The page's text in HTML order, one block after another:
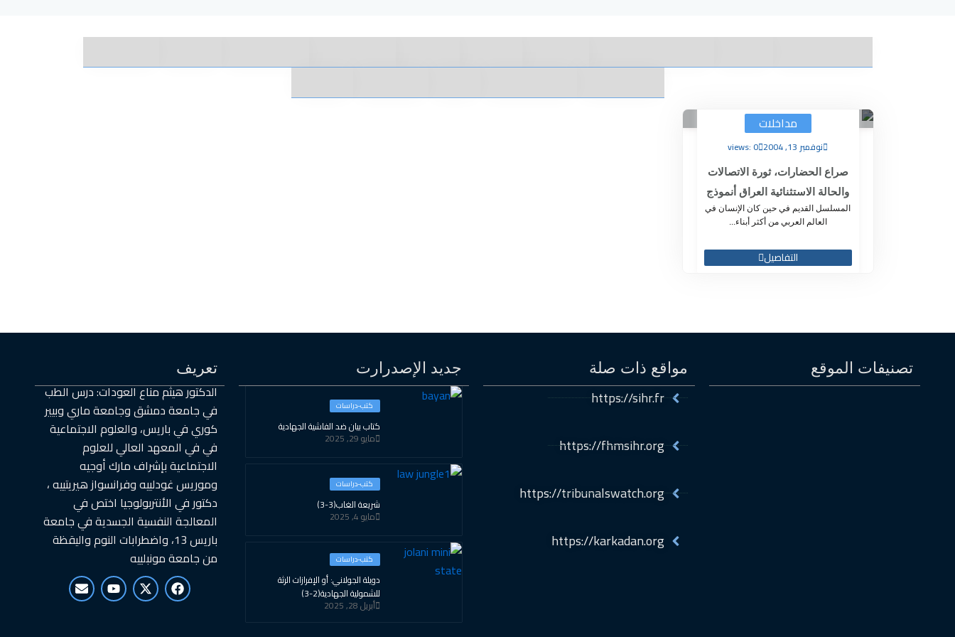
مداخلات
نوفمبر 13, 2004 views: 0
صراع الحضارات، ثورة الاتصالات
والحالة الاستثنائية العراق أنموذج
المسلسل القديم في حين كان الإنسان في
العالم العربي من أكثر أبناء...
التفاصيل
تعريف
الدكتور هيثم مناع العودات: درس الطب
في جامعة دمشق وجامعة ماري وبيير
كوري في باريس، والعلوم الاجتماعية
في في المعهد العالي للعلوم
الاجتماعية بإشراف مارك أوجيه
وموريس غودلييه وفرانسواز هيريتييه ،
دكتور في الأنتربولوجيا اختص في
المعالجة النفسية الجسدية في جامعة
باريس 13، واضطرابات النوم واليقظة
من جامعة مونبلييه
F
a
c
X
-
t
Y
o
u
E
n
v
جديد الإصدرارت
كتب-دراسات
كتاب بيان ضد الفاشية الجهادية
مايو 29, 2025
كتب-دراسات
شريعة الغاب(3-3)
مايو 4, 2025
كتب-دراسات
دويلة الجولاني: أو الإفرازات الرثة
للشمولية الجهادية(2-3)
أبريل 28, 2025
مواقع ذات صلة
https://sihr.fr
https://fhmsihr.org
https://tribunalswatch.org
https://karkadan.org
تصنيفات الموقع